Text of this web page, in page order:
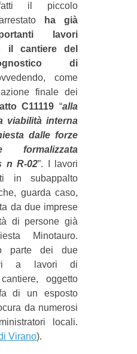
il piccolo
ha già
lavori
il cantiere del
di
come
finale dei
C11119 “alla
viabilità interna
dalle forze
formalizzata
n R-02”. I lavori
in subappalto
guarda caso,
da due imprese
di persone già
Minotauro.
parte dei due
a lavori di
oggetto
di un esposto
da numerosi
locali.
Virano).